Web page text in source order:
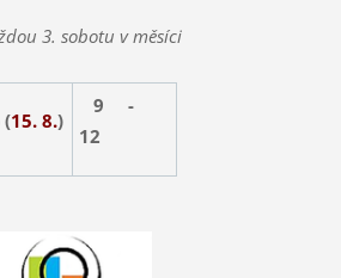
3. sobotu v měsíci
(15. 8.)
9 -
12